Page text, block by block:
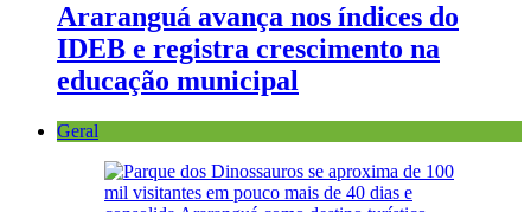
Araranguá avança nos índices do
IDEB e registra crescimento na
educação municipal
Geral